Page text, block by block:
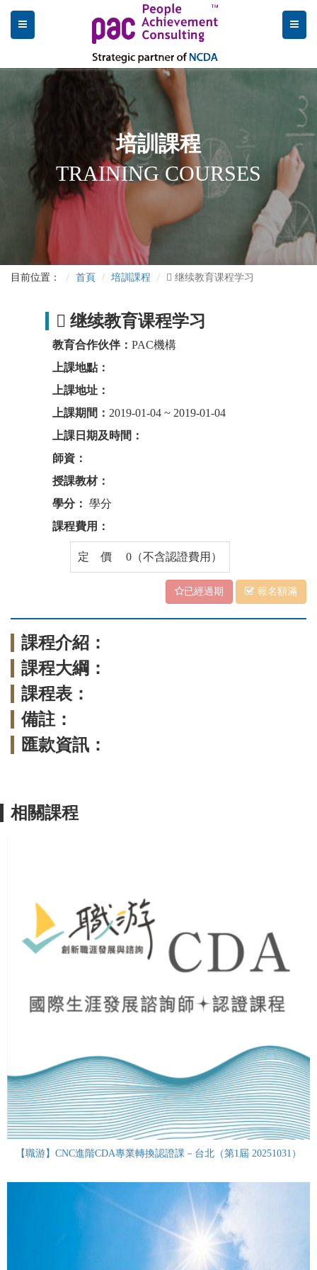
培訓課程
TRAINING COURSES
目前位置： 首頁 培訓課程  继续教育课程学习
 继续教育课程学习
教育合作伙伴： PAC機構
上課地點：
上課地址：
上課期間： 2019-01-04 ~ 2019-01-04
上課日期及時間：
師資：
授課教材：
學分： 學分
課程費用：
定 價 0（不含認證費用）
已經過期 報名額滿
課程介紹：
課程大綱：
課程表：
備註：
匯款資訊：
相關課程
【職游】CNC進階CDA專業轉換認證課－台北（第1屆 20251031）